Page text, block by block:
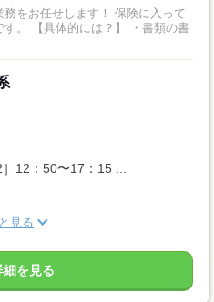
をお任せします！ 保険に入って
類の書
12：50〜17：15 ...
見る
細を見る